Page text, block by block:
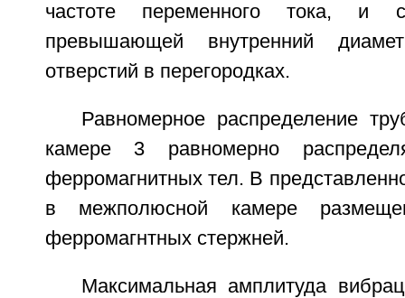
частоте переменного тока, и
превышающей внутренний
отверстий в перегородках.
Равномерное распределение
камере 3 равномерно
ферромагнитных тел. В
в межполюсной камере
ферромагнтных стержней.
Максимальная амплитуда